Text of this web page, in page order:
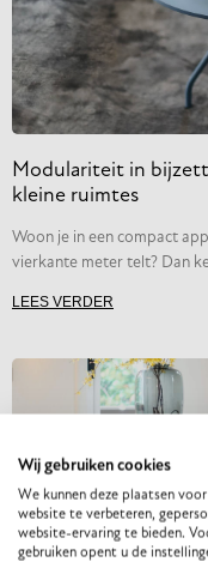
Modulariteit in
kleine ruimtes
Woon je in een compact
vierkante meter telt? Dan
LEES VERDER
Wij gebruiken cookies
We kunnen deze plaatsen
website te verbeteren,
website-ervaring te bieden.
gebruiken opent u de